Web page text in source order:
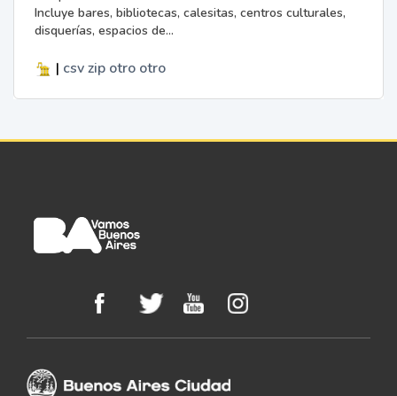
Incluye bares, bibliotecas, calesitas, centros culturales,
disquerías, espacios de...
| csv zip otro otro